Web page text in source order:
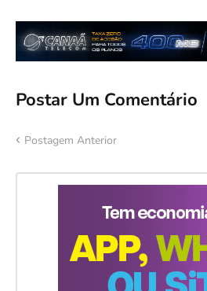
Postar Um Comentário
Postagem Anterior